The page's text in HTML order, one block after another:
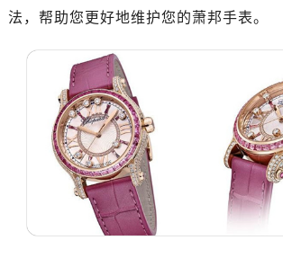
法，帮助您更好地维护您的萧邦手表。